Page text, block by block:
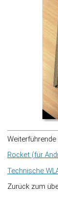
Weiterführende
Rocket (für
Technische
Zurück zum